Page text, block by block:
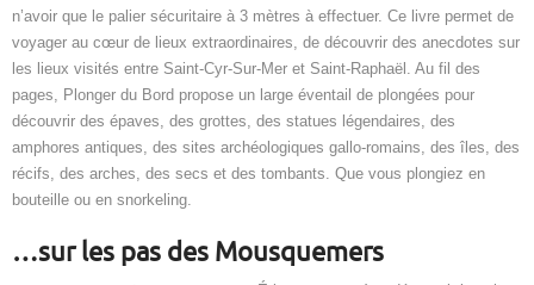
n’avoir que le palier sécuritaire à 3 mètres à effectuer. Ce livre permet de
voyager au cœur de lieux extraordinaires, de découvrir des anecdotes sur
les lieux visités entre Saint-Cyr-Sur-Mer et Saint-Raphaël. Au fil des
pages, Plonger du Bord propose un large éventail de plongées pour
découvrir des épaves, des grottes, des statues légendaires, des
amphores antiques, des sites archéologiques gallo-romains, des îles, des
récifs, des arches, des secs et des tombants. Que vous plongiez en
bouteille ou en snorkeling.
…sur les pas des Mousquemers